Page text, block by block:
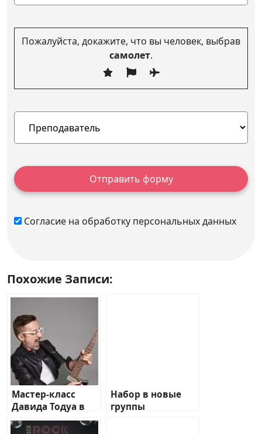
Пожалуйста, докажите, что вы человек, выбрав
самолет.
Отправить форму
Согласие на обработку персональных данных
Похожие Записи:
Мастер-класс
Давида Тодуа в
Indie Rock SchooI.
Набор в новые
группы